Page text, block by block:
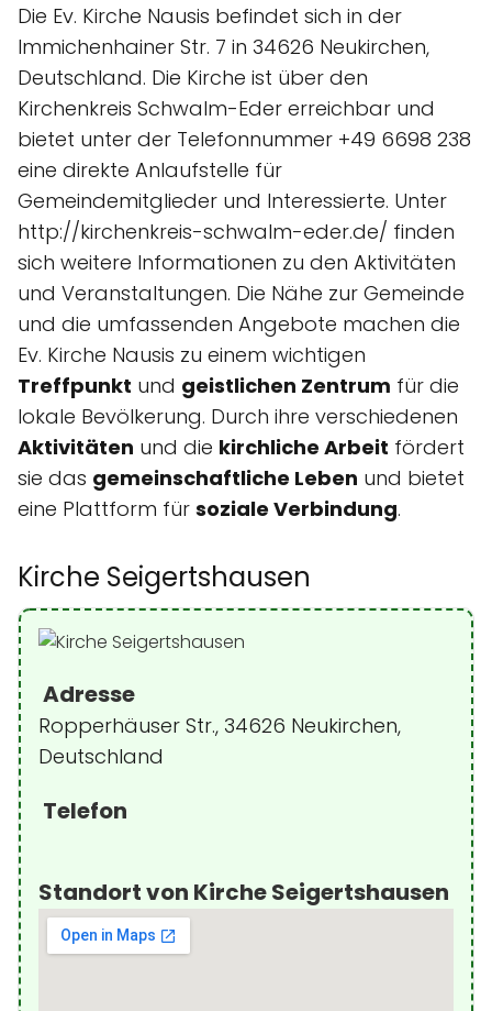
Die Ev. Kirche Nausis befindet sich in der
Immichenhainer Str. 7 in 34626 Neukirchen,
Deutschland. Die Kirche ist über den
Kirchenkreis Schwalm-Eder erreichbar und
bietet unter der Telefonnummer +49 6698 238
eine direkte Anlaufstelle für
Gemeindemitglieder und Interessierte. Unter
http://kirchenkreis-schwalm-eder.de/ finden
sich weitere Informationen zu den Aktivitäten
und Veranstaltungen. Die Nähe zur Gemeinde
und die umfassenden Angebote machen die
Ev. Kirche Nausis zu einem wichtigen
Treffpunkt und geistlichen Zentrum für die
lokale Bevölkerung. Durch ihre verschiedenen
Aktivitäten und die kirchliche Arbeit fördert
sie das gemeinschaftliche Leben und bietet
eine Plattform für soziale Verbindung.
Kirche Seigertshausen
Adresse
Ropperhäuser Str., 34626 Neukirchen,
Deutschland
Telefon
Standort von Kirche Seigertshausen